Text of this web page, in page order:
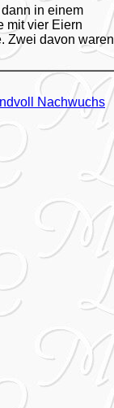
dann in einem
mit vier Eiern
Zwei davon waren
Nachwuchs